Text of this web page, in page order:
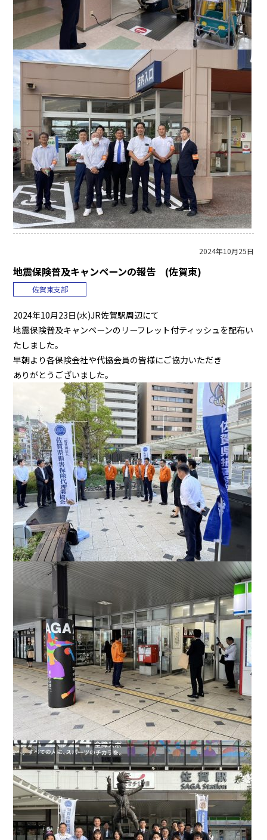
2024年10月25日
地震保険普及キャンペーンの報告 (佐賀東)
佐賀東支部
2024年10月23日(水)JR佐賀駅周辺にて
地震保険普及キャンペーンのリーフレット付ティッシュを配布い
たしました。
早朝より各保険会社や代協会員の皆様にご協力いただき
ありがとうございました。